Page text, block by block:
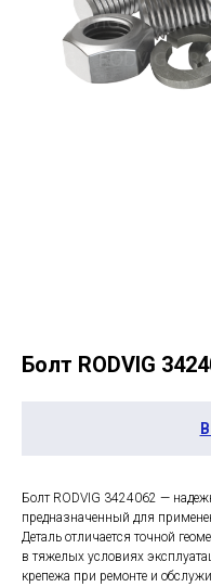
Болт RODVIG
Болт RODVIG 3424062 —
предназначенный для
Деталь отличается точной
в тяжелых условиях
крепежа при ремонте и